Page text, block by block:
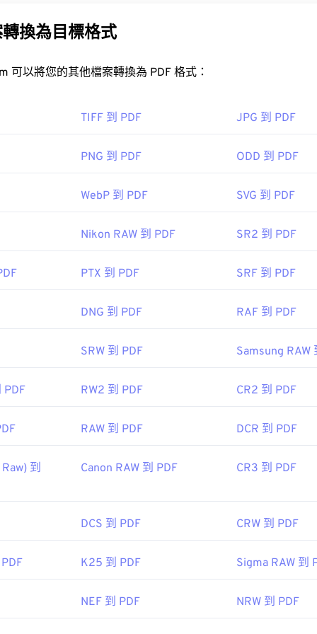
上看起來都完全一樣。
檔案？
啟 PDF 檔案時會直接使用 Adobe Acrobat Reader 。 Adobe
，如 Chrome 和 Firefox，都能直接開啟 PDF 檔案。你可能需
SumatraPDF或 MuPDF
wiki/Portable_Document_Format
換為目標格式
FreeConvert.com 可以將您的其他檔案轉換為 PDF 格式：
TIFF 到 PDF JPG 到 PDF
PNG 到 PDF ODD 到 PDF
WebP 到 PDF SVG 到 PDF
Nikon RAW 到 PDF SR2 到 PDF
PTX 到 PDF SRF 到 PDF
DNG 到 PDF RAF 到 PDF
SRW 到 PDF Samsung RAW
PDF RW2 到 PDF CR2 到 PDF
RAW 到 PDF DCR 到 PDF
到 Canon RAW 到 PDF CR3 到 PDF
DCS 到 PDF CRW 到 PDF
K25 到 PDF Sigma RAW 到
NEF 到 PDF NRW 到 PDF